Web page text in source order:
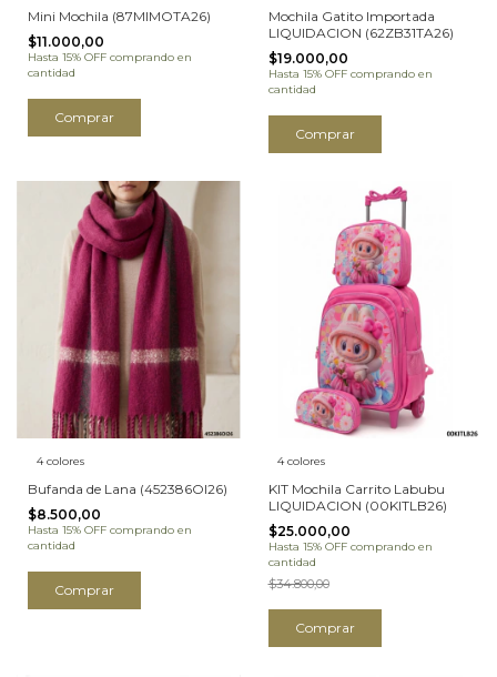
Mini Mochila (87MIMOTA26)
$11.000,00
Hasta 15% OFF comprando en
cantidad
Comprar
Mochila Gatito Importada
LIQUIDACION (62ZB31TA26)
$19.000,00
Hasta 15% OFF comprando en
cantidad
Comprar
4 colores
Bufanda de Lana (452386OI26)
$8.500,00
Hasta 15% OFF comprando en
cantidad
Comprar
4 colores
KIT Mochila Carrito Labubu
LIQUIDACION (00KITLB26)
$25.000,00
Hasta 15% OFF comprando en
cantidad
$34.800,00
Comprar